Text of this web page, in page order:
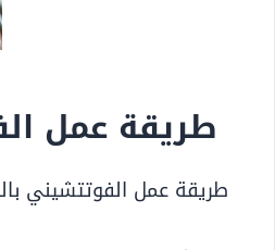
طريقة عمل
طريقة عمل الفوتتشيني